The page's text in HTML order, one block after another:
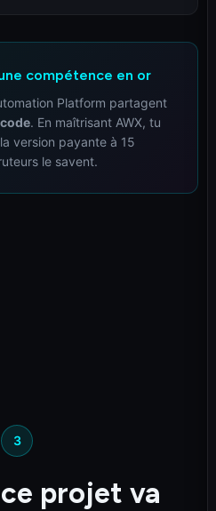
compétence en or
Platform partagent
. En maîtrisant AWX, tu
version payante à 15
le savent.
3
projet va